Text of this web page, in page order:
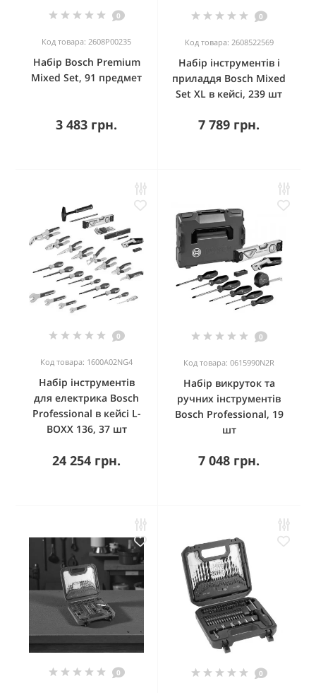
0
Код товара: 2608P00235
Набір Bosch Premium
Mixed Set, 91 предмет
3 483 грн.
0
Код товара: 2608522569
Набір інструментів і
приладдя Bosch Mixed
Set XL в кейсі, 239 шт
7 789 грн.
0
Код товара: 1600A02NG4
Набір інструментів
для електрика Bosch
Professional в кейсі L-
BOXX 136, 37 шт
24 254 грн.
0
Код товара: 0615990N2R
Набір викруток та
ручних інструментів
Bosch Professional, 19
шт
7 048 грн.
0 0